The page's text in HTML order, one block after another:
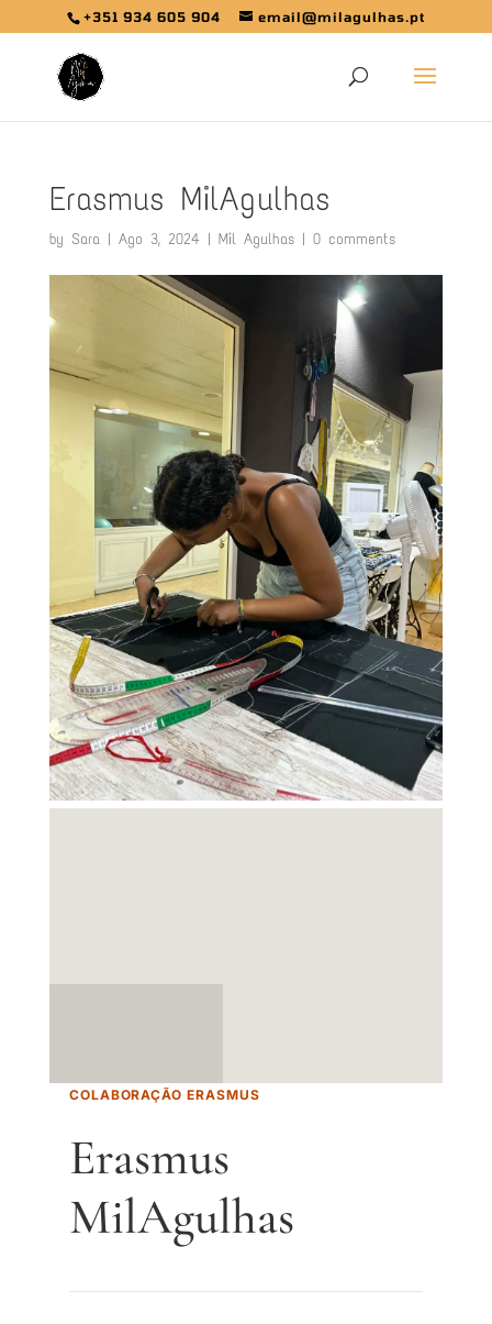
+351 934 605 904 email@milagulhas.pt
Erasmus MilAgulhas
by Sara| Ago 3, 2024 | Mil Agulhas| 0 comments
COLABORAÇÃO ERASMUS
Erasmus
MilAgulhas